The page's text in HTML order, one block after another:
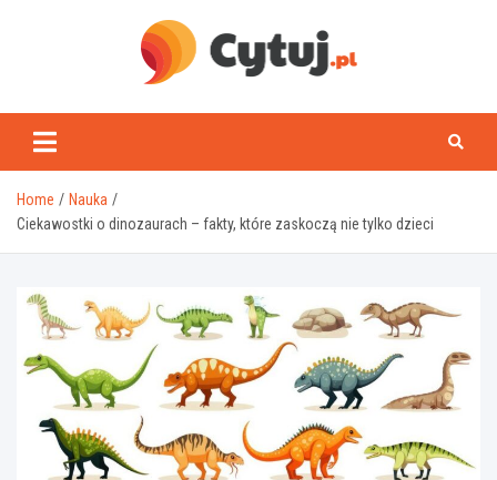
www.cytuj.pl
Home
Nauka
Ciekawostki o dinozaurach – fakty, które zaskoczą nie tylko dzieci